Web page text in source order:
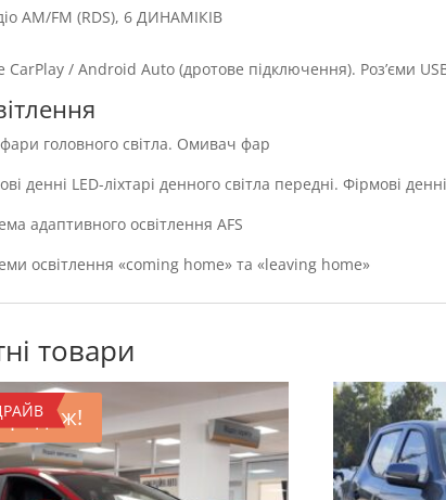
АМ/FM (RDS), 6 ДИНАМІКІВ
CarPlay / Android Auto (дротове підключення). Роз’єми
фари головного світла. Омивач фар
денні LED-ліхтарі денного світла передні. Фірмові
адаптивного освітлення AFS
освітлення «coming home» та «leaving home»
товари